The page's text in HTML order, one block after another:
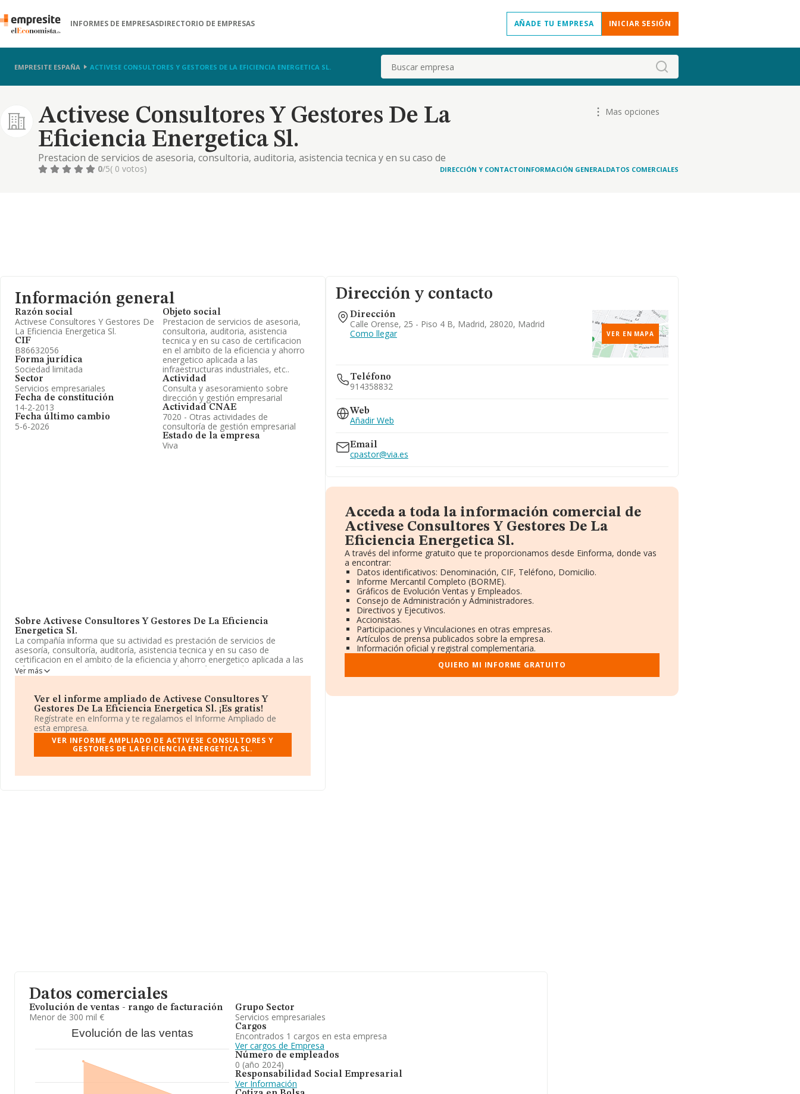
INFORMES DE EMPRESASDIRECTORIO DE EMPRESAS AÑADE TU EMPRESA INICIAR SESIÓN
EMPRESITE ESPAÑA ACTIVESE CONSULTORES Y GESTORES DE LA EFICIENCIA ENERGETICA SL. Buscar
Activese Consultores Y Gestores De La
Eficiencia Energetica Sl.
Prestacion de servicios de asesoria, consultoria, auditoria, asistencia tecnica y en su caso de
certificacion en el ambito de la eficiencia y ahorro energetico aplicada a las infraestructuras
Mas opciones
0/5( 0 votos) DIRECCIÓN Y CONTACTOINFORMACIÓN GENERALDATOS COMERCIALES
Información general
Razón social
Activese Consultores Y Gestores De
La Eficiencia Energetica Sl.
CIF
B86632056
Forma jurídica
Sociedad limitada
Sector
Servicios empresariales
Fecha de constitución
14-2-2013
Fecha último cambio
5-6-2026
Objeto social
Prestacion de servicios de asesoria,
consultoria, auditoria, asistencia
tecnica y en su caso de certificacion
en el ambito de la eficiencia y ahorro
energetico aplicada a las
infraestructuras industriales, etc..
Actividad
Consulta y asesoramiento sobre
dirección y gestión empresarial
Actividad CNAE
7020 - Otras actividades de
consultoría de gestión empresarial
Estado de la empresa
Viva
Sobre Activese Consultores Y Gestores De La Eficiencia
Energetica Sl.
La compañía informa que su actividad es prestación de servicios de
asesoría, consultoría, auditoría, asistencia tecnica y en su caso de
certificacion en el ambito de la eficiencia y ahorro energetico aplicada a las
infraestructuras industriales, etc. La sociedad está registrada como
Sociedad Limitada. Su CNAE corresponde a 7020 con código '%cnae%'. La
Su teléfono es 914358832 y su email escpastor@via.es.
La compañíaActivese Consultores y Gestores de La Eficiencia
Energetica S.L, NIF B86632056, tiene su domicilio social establecido en
Calle Orense núm. 25 Piso 4 B, (28020), Madrid, Madrid.
pertenecientes al sector, en el ámbito nacional la facturación alcanza la cifra
Ver más
Ver el informe ampliado de Activese Consultores Y
Gestores De La Eficiencia Energetica Sl. ¡Es gratis!
Regístrate en eInforma y te regalamos el Informe Ampliado de
esta empresa.
VER INFORME AMPLIADO DE ACTIVESE CONSULTORES Y
GESTORES DE LA EFICIENCIA ENERGETICA SL.
Dirección y contacto
Dirección
Calle Orense, 25 - Piso 4 B, Madrid, 28020, Madrid
Como llegar
VER EN MAPA
Teléfono
914358832
Web
Añadir Web
Email
cpastor@via.es
Acceda a toda la información comercial de
Activese Consultores Y Gestores De La
Eficiencia Energetica Sl.
A través del informe gratuito que te proporcionamos desde Einforma, donde vas
a encontrar:
Datos identificativos: Denominación, CIF, Teléfono, Domicilio.
Informe Mercantil Completo (BORME).
Gráficos de Evolución Ventas y Empleados.
Consejo de Administración y Administradores.
Directivos y Ejecutivos.
Accionistas.
Participaciones y Vinculaciones en otras empresas.
Artículos de prensa publicados sobre la empresa.
Información oficial y registral complementaria.
QUIERO MI INFORME GRATUITO
Datos comerciales
Evolución de ventas - rango de facturación
Menor de 300 mil €
Evolución de las ventas
Grupo Sector
Servicios empresariales
Cargos
Encontrados 1 cargos en esta empresa
Ver cargos de Empresa
Número de empleados
0 (año 2024)
Responsabilidad Social Empresarial
Ver Información